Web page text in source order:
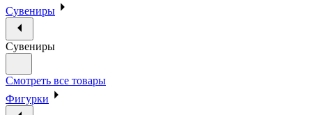
Сувениры
Сувениры
Смотреть все товары
Фигурки